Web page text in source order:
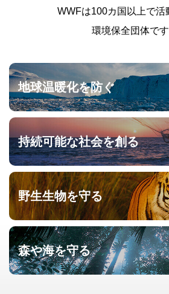
WWFは100カ国以上で活
環境保全団体です
地球温暖化を防ぐ
持続可能な社会を創る
野生生物を守る
森や海を守る